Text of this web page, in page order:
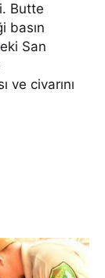
Butte
basın
San
ve civarını